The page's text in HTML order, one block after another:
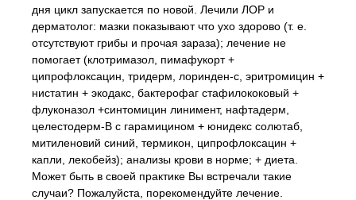
дня цикл запускается по новой. Лечили ЛОР и
дерматолог: мазки показывают что ухо здорово (т. е.
отсутствуют грибы и прочая зараза); лечение не
помогает (клотримазол, пимафукорт +
ципрофлоксацин, тридерм, лоринден-с, эритромицин +
нистатин + экодакс, бактерофаг стафилококовый +
флуконазол +синтомицин линимент, нафтадерм,
целестодерм-B с гарамицином + юнидекс солютаб,
митиленовий синий, термикон, ципрофлоксацин +
капли, лекобейз); анализы крови в норме; + диета.
Может быть в своей практике Вы встречали такие
случаи? Пожалуйста, порекомендуйте лечение.